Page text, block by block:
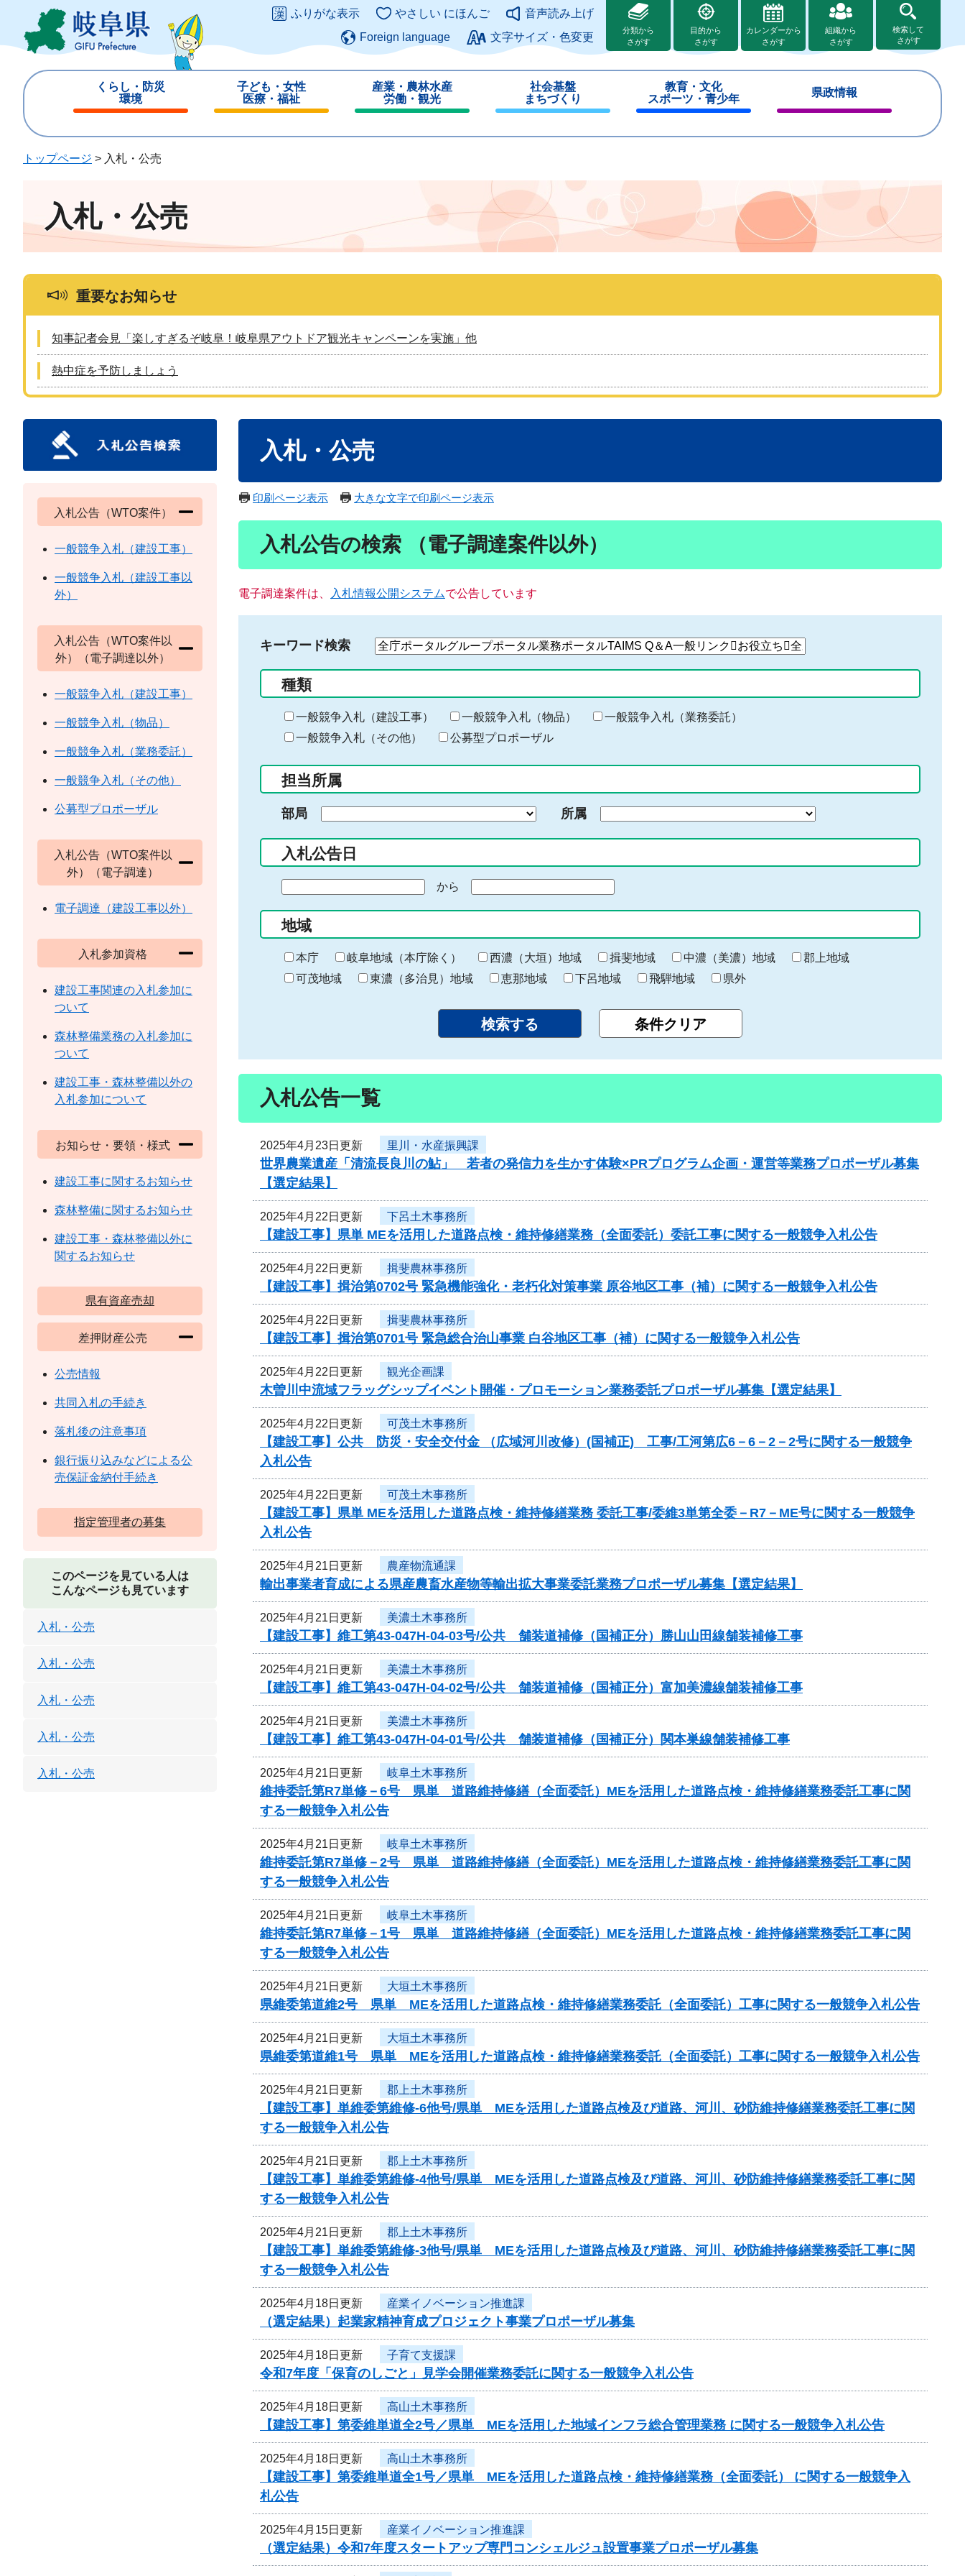
ジ
ュ
このページの本文へ
ふりがな表示 やさしい にほんご
音声読み上げ
Foreign language
文字サイズ・色変更
分類から
さがす
目的から
さがす
カレンダーから
さがす
組織から
さがす
検索して
さがす
くらし・防災
環境
じ
子ども・女性
医療・福祉
じ
産業・農林水産
労働・観光
じ
社会基盤
まちづくり
じ
教育・文化
スポーツ・青少年
じ
県政情報
じ
トップページ > 入札・公売
入札・公売
重要なお知らせ
知事記者会見「楽しすぎるぞ岐阜！岐阜県アウトドア観光キャンペーンを実施」他
熱中症を予防しましょう
入札・公売
印刷ページ表示 大きな文字で印刷ページ表示
入札公告の検索 （電子調達案件以外）
電子調達案件は、 入札情報公開システムで公告しています
キーワード検索
検
る
キ
ー
ー
入
力
種類
一般競争入札（建設工事） 一般競争入札（物品）
一般競争入札（業務委託）
一般競争入札（その他）
公募型プロポーザル
担当所属
部局 所属
入札公告日
の
始
ま
り
から
終
わ
り
地域
本庁 岐阜地域（本庁除く） 西濃（大垣）地域 揖斐地域 中濃（美濃）地域
郡上地域
可茂地域
東濃（多治見）地域 恵那地域 下呂地域 飛騨地域 県外
入札公告一覧
2025年4月23日更新 里川・水産振興課
世界農業遺産「清流長良川の鮎」 若者の発信力を生かす体験×PRプログラム企画・運営等業務プロポーザル募集
【選定結果】
2025年4月22日更新 下呂土木事務所
【建設工事】県単 MEを活用した道路点検・維持修繕業務（全面委託）委託工事に関する一般競争入札公告
2025年4月22日更新 揖斐農林事務所
【建設工事】揖治第0702号 緊急機能強化・老朽化対策事業 原谷地区工事（補）に関する一般競争入札公告
2025年4月22日更新 揖斐農林事務所
【建設工事】揖治第0701号 緊急総合治山事業 白谷地区工事（補）に関する一般競争入札公告
2025年4月22日更新 観光企画課
木曽川中流域フラッグシップイベント開催・プロモーション業務委託プロポーザル募集【選定結果】
2025年4月22日更新 可茂土木事務所
【建設工事】公共 防災・安全交付金 （広域河川改修）(国補正) 工事/工河第広6－6－2－2号に関する一般競争
入札公告
2025年4月22日更新 可茂土木事務所
【建設工事】県単 MEを活用した道路点検・維持修繕業務 委託工事/委維3単第全委－R7－ME号に関する一般競争
入札公告
2025年4月21日更新 農産物流通課
輸出事業者育成による県産農畜水産物等輸出拡大事業委託業務プロポーザル募集【選定結果】
2025年4月21日更新 美濃土木事務所
【建設工事】維工第43-047H-04-03号/公共 舗装道補修（国補正分）勝山山田線舗装補修工事
2025年4月21日更新 美濃土木事務所
【建設工事】維工第43-047H-04-02号/公共 舗装道補修（国補正分）富加美濃線舗装補修工事
2025年4月21日更新 美濃土木事務所
【建設工事】維工第43-047H-04-01号/公共 舗装道補修（国補正分）関本巣線舗装補修工事
2025年4月21日更新 岐阜土木事務所
維持委託第R7単修－6号 県単 道路維持修繕（全面委託）MEを活用した道路点検・維持修繕業務委託工事に関
する一般競争入札公告
2025年4月21日更新 岐阜土木事務所
維持委託第R7単修－2号 県単 道路維持修繕（全面委託）MEを活用した道路点検・維持修繕業務委託工事に関
する一般競争入札公告
2025年4月21日更新 岐阜土木事務所
維持委託第R7単修－1号 県単 道路維持修繕（全面委託）MEを活用した道路点検・維持修繕業務委託工事に関
する一般競争入札公告
2025年4月21日更新 大垣土木事務所
県維委第道維2号 県単 MEを活用した道路点検・維持修繕業務委託（全面委託）工事に関する一般競争入札公告
2025年4月21日更新 大垣土木事務所
県維委第道維1号 県単 MEを活用した道路点検・維持修繕業務委託（全面委託）工事に関する一般競争入札公告
2025年4月21日更新 郡上土木事務所
【建設工事】単維委第維修‐6他号/県単 MEを活用した道路点検及び道路、河川、砂防維持修繕業務委託工事に関
する一般競争入札公告
2025年4月21日更新 郡上土木事務所
【建設工事】単維委第維修‐4他号/県単 MEを活用した道路点検及び道路、河川、砂防維持修繕業務委託工事に関
する一般競争入札公告
2025年4月21日更新 郡上土木事務所
【建設工事】単維委第維修‐3他号/県単 MEを活用した道路点検及び道路、河川、砂防維持修繕業務委託工事に関
する一般競争入札公告
2025年4月18日更新 産業イノベーション推進課
（選定結果）起業家精神育成プロジェクト事業プロポーザル募集
2025年4月18日更新 子育て支援課
令和7年度「保育のしごと」見学会開催業務委託に関する一般競争入札公告
2025年4月18日更新 高山土木事務所
【建設工事】第委維単道全2号／県単 MEを活用した地域インフラ総合管理業務 に関する一般競争入札公告
2025年4月18日更新 高山土木事務所
【建設工事】第委維単道全1号／県単 MEを活用した道路点検・維持修繕業務（全面委託） に関する一般競争入
札公告
2025年4月15日更新 産業イノベーション推進課
（選定結果）令和7年度スタートアップ専門コンシェルジュ設置事業プロポーザル募集
入札公告（WTO案件）
一般競争入札（建設工事）
一般競争入札（建設工事以
外）
入札公告（WTO案件以
外）（電子調達以外）
一般競争入札（建設工事）
一般競争入札（物品）
一般競争入札（業務委託）
一般競争入札（その他）
公募型プロポーザル
入札公告（WTO案件以
外）（電子調達）
電子調達（建設工事以外）
入札参加資格
建設工事関連の入札参加に
ついて
森林整備業務の入札参加に
ついて
建設工事・森林整備以外の
入札参加について
お知らせ・要領・様式
建設工事に関するお知らせ
森林整備に関するお知らせ
建設工事・森林整備以外に
関するお知らせ
県有資産売却
差押財産公売
公売情報
共同入札の手続き
落札後の注意事項
銀行振り込みなどによる公
売保証金納付手続き
指定管理者の募集
このページを見ている人は
こんなページも見ています
入札・公売
入札・公売
入札・公売
入札・公売
入札・公売